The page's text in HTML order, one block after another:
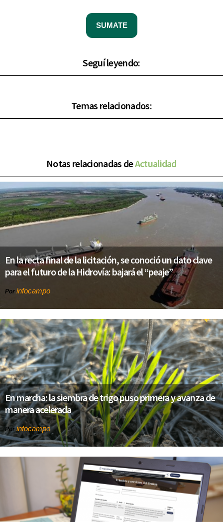
SUMATE
Seguí leyendo:
Temas relacionados:
Notas relacionadas deActualidad
En la recta final de la licitación, se conoció un dato clave
para el futuro de la Hidrovía: bajará el “peaje”
Por infocampo
En marcha: la siembra de trigo puso primera y avanza de
manera acelerada
Porinfocampo